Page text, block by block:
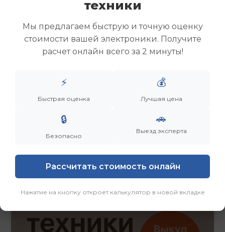
Скупка ноутбуков
Скупка игровых ноутбуков
Скупка рабочих ноутбуков
Скупка старых ноутбуков (б/у)
Скупка роутеров и сетевого оборудования
техники
Мы предлагаем быструю и точную оценку
стоимости вашей электроники. Получите
расчет онлайн всего за 2 минуты!
⚡
Быстрая оценка
💰
Лучшая цена
🔒
Безопасно
🚗
Выезд эксперта
Рассчитать стоимость онлайн
Нажатие на кнопку откроет калькулятор в новой вкладке